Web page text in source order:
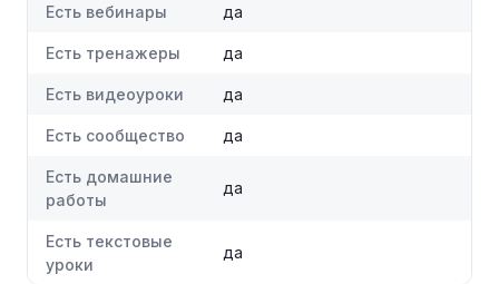
Есть вебинары да
Есть тренажеры да
Есть видеоуроки да
Есть сообщество да
Есть домашние
работы
да
Есть текстовые
уроки
да